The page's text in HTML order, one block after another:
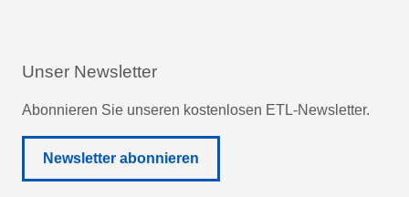
Unser Newsletter
Abonnieren Sie unseren kostenlosen ETL-Newsletter.
Newsletter abonnieren